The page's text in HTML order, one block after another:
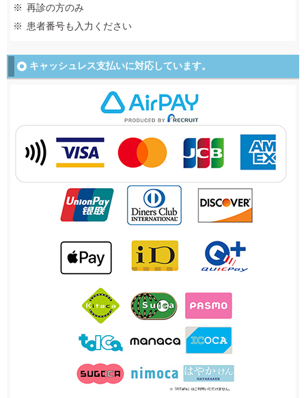
再診の方のみ
患者番号も入力ください
キャッシュレス支払いに対応しています。